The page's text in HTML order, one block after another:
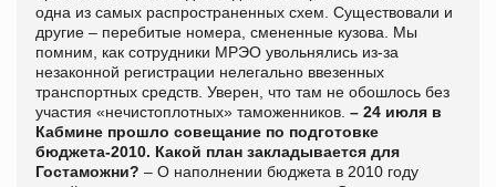
одна из самых распространенных схем. Существовали и
другие – перебитые номера, смененные кузова. Мы
помним, как сотрудники МРЭО увольнялись из-за
незаконной регистрации нелегально ввезенных
транспортных средств. Уверен, что там не обошлось без
участия «нечистоплотных» таможенников. – 24 июля в
Кабмине прошло совещание по подготовке
бюджета-2010. Какой план закладывается для
Гостаможни? – О наполнении бюджета в 2010 году